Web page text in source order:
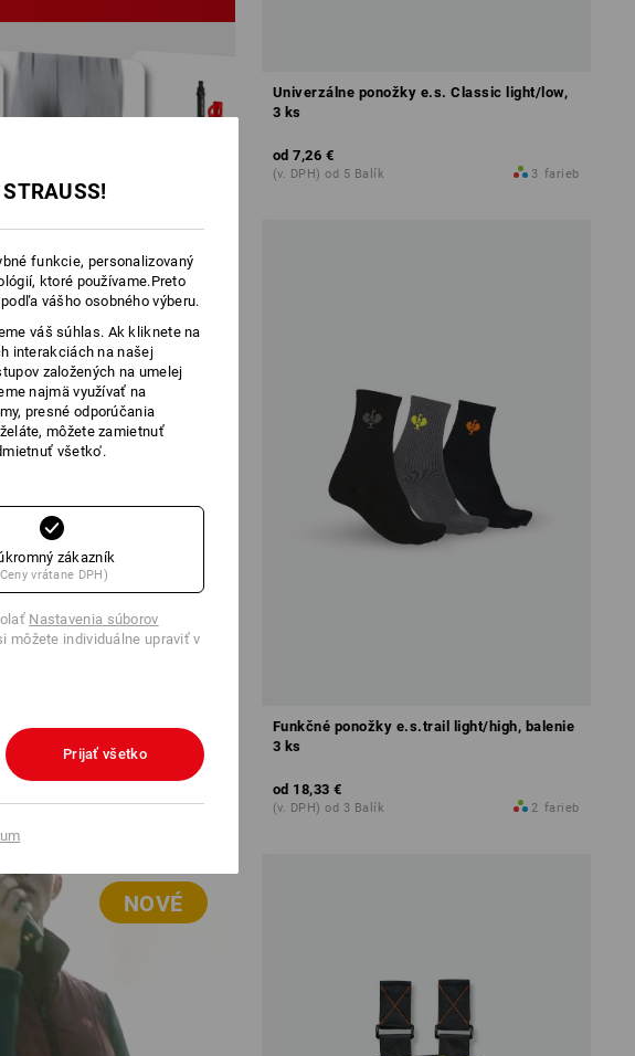
túto súpravu
Univerzálne ponožky e.s. Classic light/low,
3 ks
od 7,26 €
(v. DPH) od 5 Balík 3 farieb
Race e.s.ambition
ks 5 farieb
Funkčné ponožky e.s.trail light/high, balenie
3 ks
od 18,33 €
(v. DPH) od 3 Balík 2 farieb
NOVÉ
funkcie, personalizovaný
ktoré používame.Preto
vášho osobného výberu.
váš súhlas. Ak kliknete na
interakciách na našej
založených na umelej
najmä využívať na
presné odporúčania
môžete zamietnuť
všetko'.
zákazník
vrátane DPH)
Nastavenia súborov
môžete individuálne upraviť v
Prijať všetko